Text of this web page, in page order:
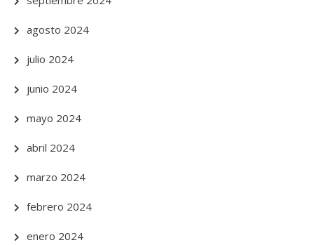
agosto 2024
julio 2024
junio 2024
mayo 2024
abril 2024
marzo 2024
febrero 2024
enero 2024